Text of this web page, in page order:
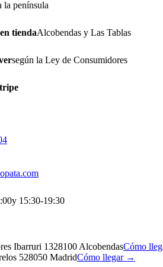
la península
tiendaAlcobendas y Las Tablas
según la Ley de Consumidores
y 15:30-19:30
Ibarruri 1328100 AlcobendasCómo
528050 MadridCómo llegar →